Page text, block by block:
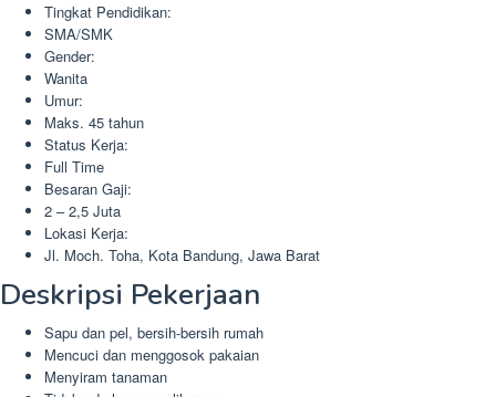
Tingkat Pendidikan:
SMA/SMK
Gender:
Wanita
Umur:
Maks. 45 tahun
Status Kerja:
Full Time
Besaran Gaji:
2 – 2,5 Juta
Lokasi Kerja:
Jl. Moch. Toha, Kota Bandung, Jawa Barat
Deskripsi Pekerjaan
Sapu dan pel, bersih-bersih rumah
Mencuci dan menggosok pakaian
Menyiram tanaman